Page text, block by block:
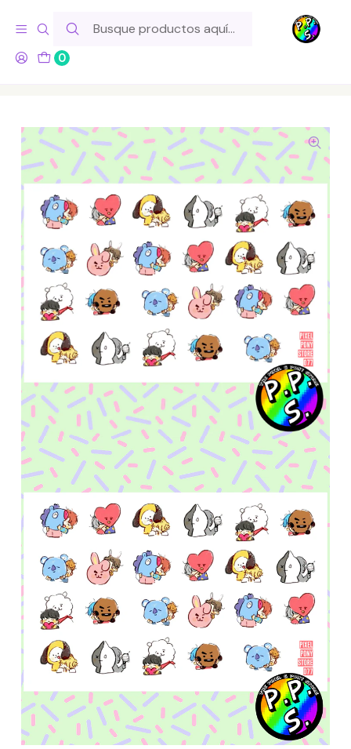
0
Hola! Si tu pedido incluye productos de fabricación propia,
ten en cuenta este tiempo para el despacho
Inicio Lo Hacemos Nosotros